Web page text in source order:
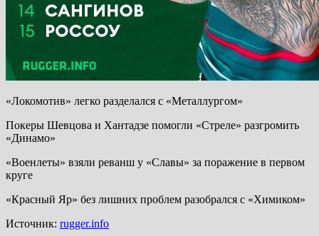
«Локомотив» легко разделался с «Металлургом»
Покеры Шевцова и Хантадзе помогли «Стреле» разгромить
«Динамо»
«Военлеты» взяли реванш у «Славы» за поражение в первом
круге
«Красный Яр» без лишних проблем разобрался с «Химиком»
Источник: rugger.info